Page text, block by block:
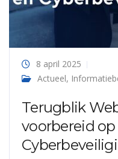
8 april 2025
Actueel,
Terugblik
voorbereid op